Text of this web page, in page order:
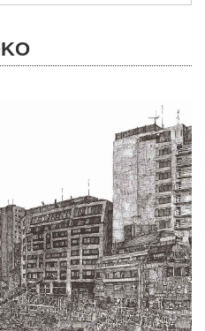
デューサー兼メンバーと
共に トップアイドルを目
々アイドル研究をしてい
ーブ・オルタナティブな感じ
本柱! ノイジーなギターとエ
トロニクスを織り交ぜて、陰
あるメランコリックな歌詞を
ぶるポップなメロディーで歌
しくも懐かしいロックの形を
ます。 あくまでキャッ...